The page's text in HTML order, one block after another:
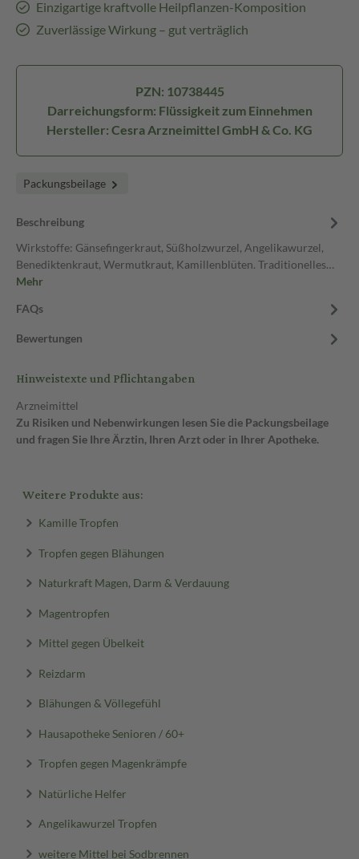
Einzigartige kraftvolle Heilpflanzen-Komposition
Zuverlässige Wirkung – gut verträglich
PZN: 10738445
Darreichungsform: Flüssigkeit zum Einnehmen
Hersteller: Cesra Arzneimittel GmbH & Co. KG
Packungsbeilage
Beschreibung
Wirkstoffe: Gänsefingerkraut, Süßholzwurzel, Angelikawurzel,
Benediktenkraut, Wermutkraut, Kamillenblüten. Traditionelles…
Mehr
FAQs
Bewertungen
Hinweistexte und Pflichtangaben
Arzneimittel
Zu Risiken und Nebenwirkungen lesen Sie die Packungsbeilage
und fragen Sie Ihre Ärztin, Ihren Arzt oder in Ihrer Apotheke.
Weitere Produkte aus:
Kamille Tropfen
Tropfen gegen Blähungen
Naturkraft Magen, Darm & Verdauung
Magentropfen
Mittel gegen Übelkeit
Reizdarm
Blähungen & Völlegefühl
Hausapotheke Senioren / 60+
Tropfen gegen Magenkrämpfe
Natürliche Helfer
Angelikawurzel Tropfen
weitere Mittel bei Sodbrennen